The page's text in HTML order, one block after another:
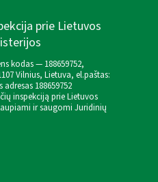
prie Lietuvos
kodas — 188659752,
Vilnius, Lietuva, el.paštas:
188659752
inspekciją prie Lietuvos
ir saugomi Juridinių